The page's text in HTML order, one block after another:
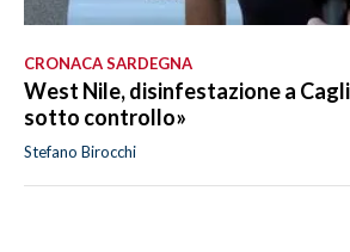
CRONACA SARDEGNA
West Nile, disinfestazione a
sotto controllo»
Stefano Birocchi